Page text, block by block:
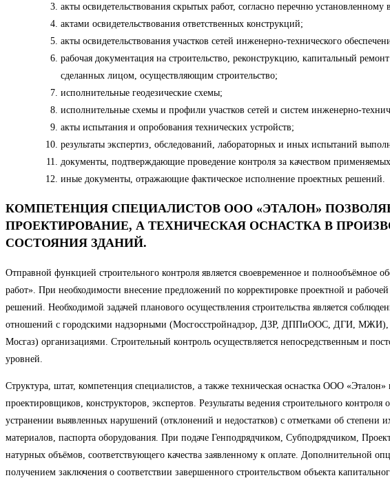
акты освидетельствования скрытых работ, согласно перечню
актами освидетельствования ответственных конструкций;
акты освидетельствования участков сетей инженерно-технического
рабочая документация на строительство, реконструкцию, капитальный
сделанных лицом, осуществляющим строительство;
исполнительные геодезические схемы;
исполнительные схемы и профили участков сетей и систем инженерно-
акты испытания и опробования технических устройств;
результаты экспертиз, обследований, лабораторных и иных испытаний
документы, подтверждающие проведение контроля за качеством
иные документы, отражающие фактическое исполнение проектных решений.
КОМПЕТЕНЦИЯ СПЕЦИАЛИСТОВ ООО «ЭТАЛОН»
ПРОЕКТИРОВАНИЕ, А ТЕХНИЧЕСКАЯ ОСНАСТКА В
СОСТОЯНИЯ ЗДАНИЙ.
Отправной функцией строительного контроля является своевременное и полнообъёмное
работ». При необходимости внесение предложений по корректировке проектной и
решений. Необходимой задачей планового осуществления строительства является
отношений с городскими надзорными (Мосгосстройнадзор, ДЗР, ДППиООС, ДГИ,
Мосгаз) организациями. Строительный контроль осуществляется непосредственным и
уровней.
Структура, штат, компетенция специалистов, а также техническая оснастка ООО
проектировщиков, конструкторов, экспертов. Результаты ведения строительного
устранении выявленных нарушений (отклонений и недостатков) с отметками об степени
материалов, паспорта оборудования. При подаче Генподрядчиком, Субподрядчиком,
натурных объёмов, соответствующего качества заявленному к оплате. Дополнительной
получением заключения о соответствии завершенного строительством объекта